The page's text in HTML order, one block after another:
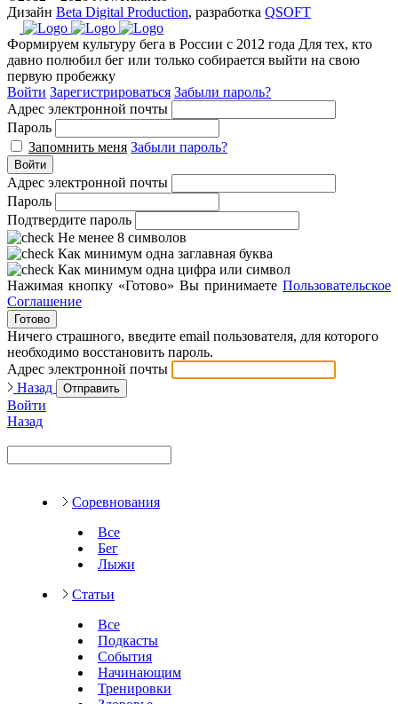
Дизайн Beta Digital Production, разработка QSOFT
Формируем культуру бега в России с 2012 года Для тех, кто
давно полюбил бег или только собирается выйти на свою
первую пробежку
Войти Зарегистрироваться Забыли пароль?
Адрес электронной почты
Пароль
Запомнить меня Забыли пароль?
Войти
Адрес электронной почты
Пароль
Подтвердите пароль
Не менее 8 символов
Как минимум одна заглавная буква
Как минимум одна цифра или символ
Нажимая кнопку «Готово» Вы принимаете Пользовательское
Соглашение
Готово
Ничего страшного, введите email пользователя, для которого
необходимо восстановить пароль.
Адрес электронной почты
Назад
Отправить
Войти
Назад
Соревнования
Все
Бег
Лыжи
Статьи
Все
Подкасты
События
Начинающим
Тренировки